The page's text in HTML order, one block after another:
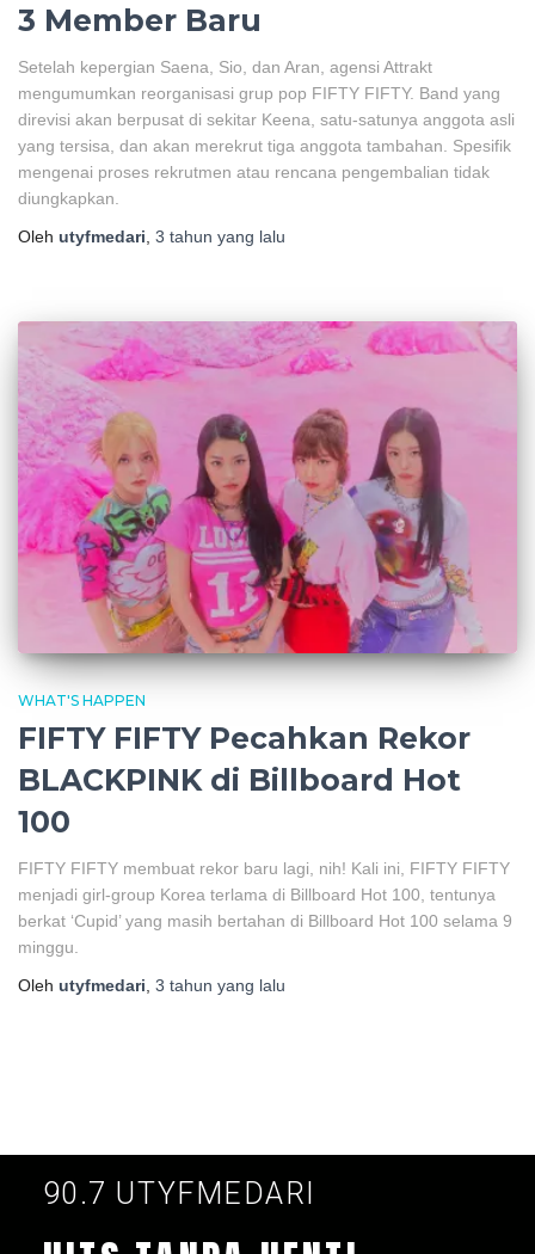
3 Member Baru
Setelah kepergian Saena, Sio, dan Aran, agensi Attrakt
mengumumkan reorganisasi grup pop FIFTY FIFTY. Band yang
direvisi akan berpusat di sekitar Keena, satu-satunya anggota asli
yang tersisa, dan akan merekrut tiga anggota tambahan. Spesifik
mengenai proses rekrutmen atau rencana pengembalian tidak
diungkapkan.
Oleh utyfmedari 3 tahun yang lalu
WHAT'S HAPPEN
FIFTY FIFTY Pecahkan Rekor
BLACKPINK di Billboard Hot
100
FIFTY FIFTY membuat rekor baru lagi, nih! Kali ini, FIFTY FIFTY
menjadi girl-group Korea terlama di Billboard Hot 100, tentunya
berkat ‘Cupid’ yang masih bertahan di Billboard Hot 100 selama 9
minggu.
Oleh utyfmedari, 3 tahun yang lalu
90.7 UTYFMEDARI